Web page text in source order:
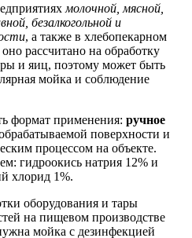
молочной, мясной,
безалкогольной и
, а также в хлебопекарном
рассчитано на обработку
и яиц, поэтому может быть
мойка и соблюдение
формат применения: ручное
поверхности и
процессом на объекте.
гидроокись натрия 12% и
хлорид 1%.
оборудования и тары
на пищевом производстве
мойка с дезинфекцией